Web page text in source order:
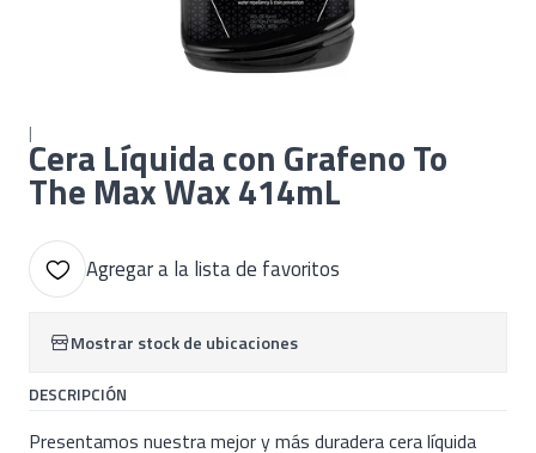
|Cera Líquida con Grafeno To
The Max Wax 414mL
Agregar a la lista de favoritos
Mostrar stock de ubicaciones
DESCRIPCIÓN
Presentamos nuestra mejor y más duradera cera líquida